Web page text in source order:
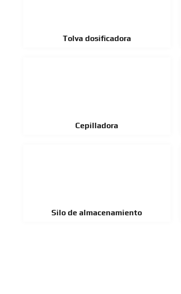
Tolva dosificadora
Cepilladora
Silo de almacenamiento